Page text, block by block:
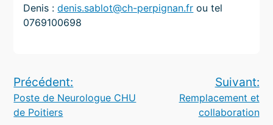
Denis :denis.sablot@ch-perpignan.fr ou tel
0769100698
Navigation
de
Précédent:
Poste de Neurologue CHU
de Poitiers
Suivant:
Remplacement et
collaboration